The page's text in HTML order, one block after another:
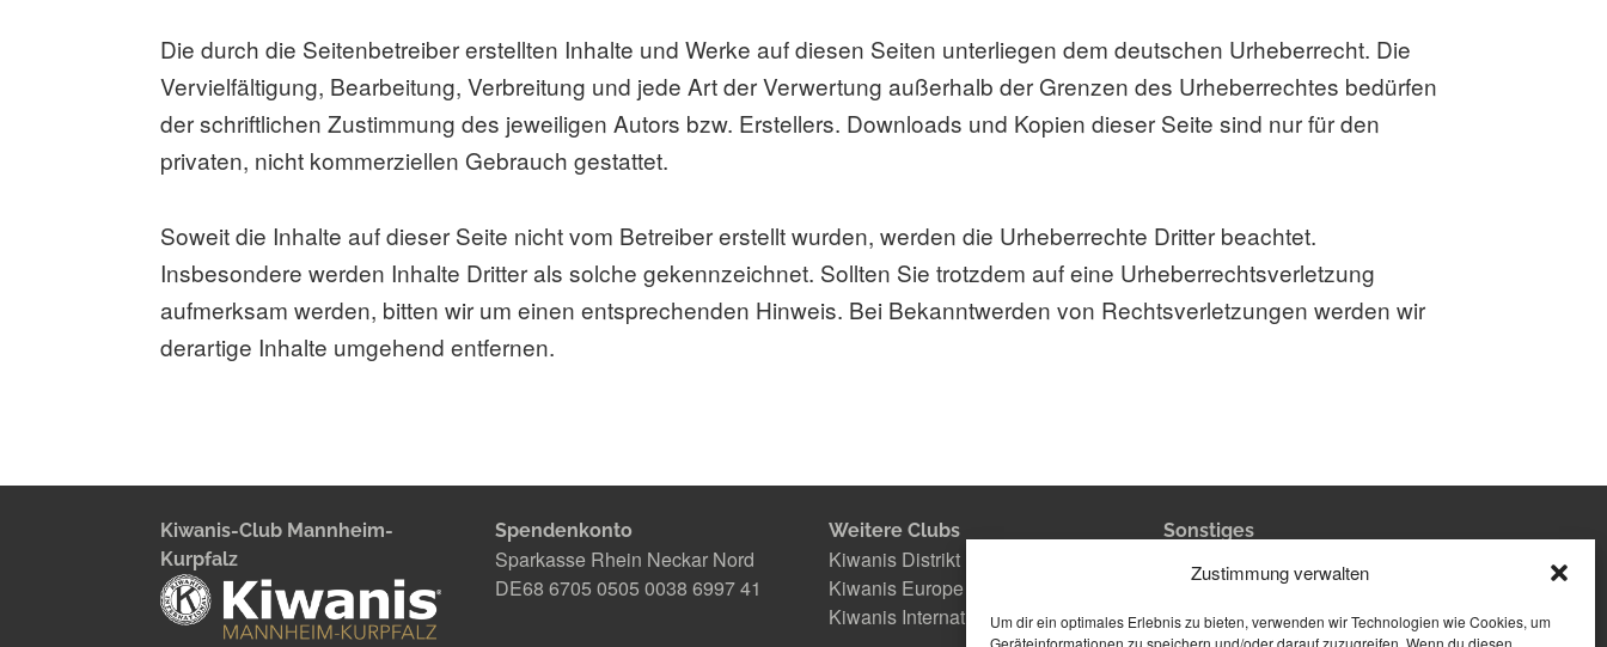
Zustimmung verwalten
Um dir ein optimales Erlebnis zu bieten, verwenden wir Technologien wie Cookies, um
Geräteinformationen zu speichern und/oder darauf zuzugreifen. Wenn du diesen
Die durch die Seitenbetreiber erstellten Inhalte und Werke auf diesen Seiten unterliegen dem deutschen Urheberrecht. Die
Vervielfältigung, Bearbeitung, Verbreitung und jede Art der Verwertung außerhalb der Grenzen des Urheberrechtes bedürfen
der schriftlichen Zustimmung des jeweiligen Autors bzw. Erstellers. Downloads und Kopien dieser Seite sind nur für den
privaten, nicht kommerziellen Gebrauch gestattet.
Soweit die Inhalte auf dieser Seite nicht vom Betreiber erstellt wurden, werden die Urheberrechte Dritter beachtet.
Insbesondere werden Inhalte Dritter als solche gekennzeichnet. Sollten Sie trotzdem auf eine Urheberrechtsverletzung
aufmerksam werden, bitten wir um einen entsprechenden Hinweis. Bei Bekanntwerden von Rechtsverletzungen werden wir
derartige Inhalte umgehend entfernen.
Kiwanis-Club Mannheim-
Kurpfalz
Spendenkonto
Sparkasse Rhein Neckar Nord
DE68 6705 0505 0038 6997 41
Weitere Clubs
Kiwanis Distrikt Deutschland
Kiwanis Europe
Kiwanis International
Sonstiges
Datenschutz
Cookie-Richtlinie